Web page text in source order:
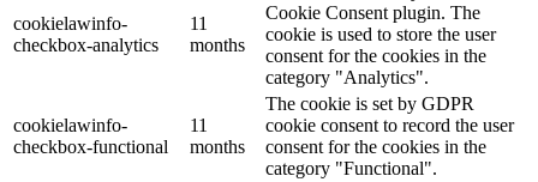
cookielawinfo-
checkbox-analytics
11
months
Cookie Consent plugin. The
cookie is used to store the user
consent for the cookies in the
category "Analytics".
cookielawinfo-
checkbox-functional
11
months
The cookie is set by GDPR
cookie consent to record the user
consent for the cookies in the
category "Functional".